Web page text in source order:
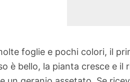
foglie e pochi colori, il
è bello, la pianta cresce e